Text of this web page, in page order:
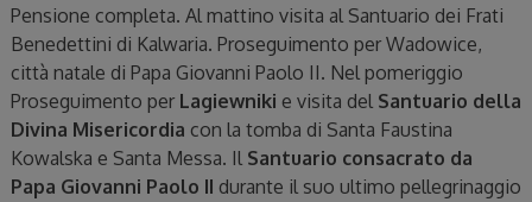
Pensione completa. Al mattino visita al Santuario dei Frati
Benedettini di Kalwaria. Proseguimento per Wadowice,
città natale di Papa Giovanni Paolo II. Nel pomeriggio
Proseguimento per Lagiewniki e visita delSantuario della
Divina Misericordia con la tomba di Santa Faustina
Kowalska e Santa Messa. Il Santuario consacrato da
Papa Giovanni Paolo II durante il suo ultimo pellegrinaggio